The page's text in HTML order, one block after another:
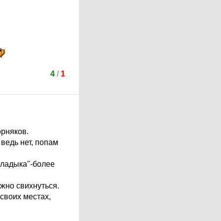
4/ 1
нет, попам
более
свихнуться.
местах,